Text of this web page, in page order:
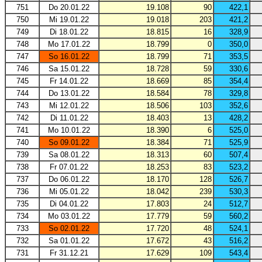
751 Do 20.01.22 19.108 90
422,1
750
Mi 19.01.22 19.018 203
421,2
749
Di 18.01.22 18.815 16
328,9
748
Mo 17.01.22 18.799 0
350,0
747
So 16.01.22 18.799 71
353,5
746
Sa 15.01.22 18.728 59
330,6
745
Fr 14.01.22 18.669 85
354,4
744
Do 13.01.22 18.584 78
329,8
743
Mi 12.01.22 18.506 103
352,6
742
Di 11.01.22 18.403 13
428,2
741
Mo 10.01.22 18.390 6
525,0
740
So 09.01.22 18.384 71
525,9
739
Sa 08.01.22 18.313 60
507,4
738
Fr 07.01.22 18.253 83
523,2
737
Do 06.01.22 18.170 128
526,7
736
Mi 05.01.22 18.042 239
530,3
735
Di 04.01.22 17.803 24
512,7
734
Mo 03.01.22 17.779 59
560,2
733
So 02.01.22 17.720 48
524,1
732
Sa 01.01.22 17.672 43
516,2
731
Fr 31.12.21 17.629 109
543,4